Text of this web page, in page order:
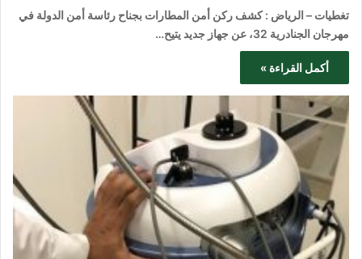
تغطيات – الرياض : كشف ركن أمن المطارات بجناح رئاسة أمن الدولة في
مهرجان الجنادرية 32، عن جهاز جديد يتيح…
أكمل القراءة »